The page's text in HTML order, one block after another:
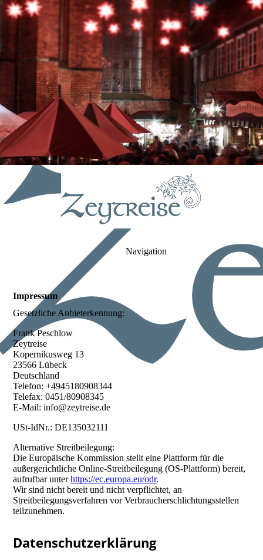
Navigation
Impressum
Gesetzliche Anbieterkennung:
Frank Peschlow
Zeytreise
Kopernikusweg 13
23566 Lübeck
Deutschland
Telefon: +4945180908344
Telefax: 0451/80908345
E-Mail: info@zeytreise.de
USt-IdNr.: DE135032111
Alternative Streitbeilegung:
Die Europäische Kommission stellt eine Plattform für die
außergerichtliche Online-Streitbeilegung (OS-Plattform) bereit,
aufrufbar unterhttps://ec.europa.eu/odr.
Wir sind nicht bereit und nicht verpflichtet, an
Streitbeilegungsverfahren vor Verbraucherschlichtungsstellen
teilzunehmen.
Datenschutzerklärung